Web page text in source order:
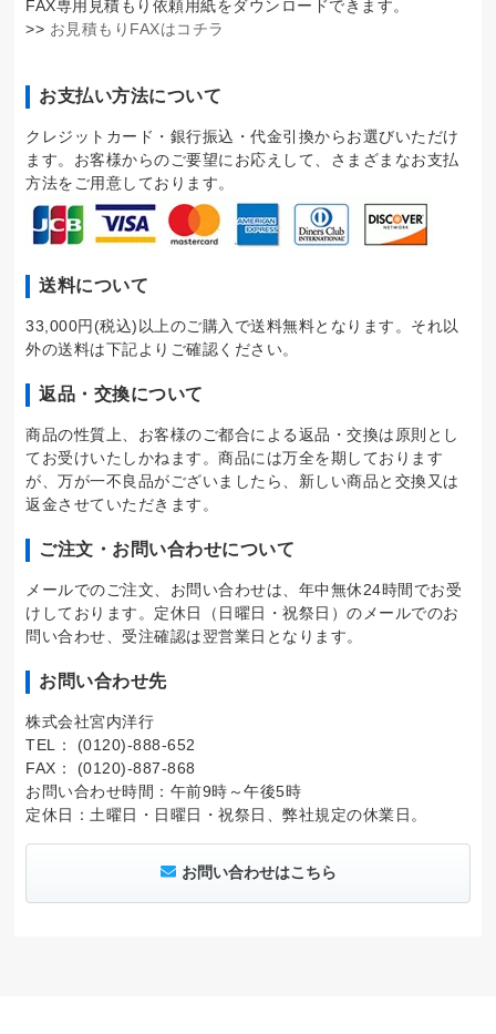
FAX専用見積もり依頼用紙をダウンロードできます。
>> お見積もりFAXはコチラ
お支払い方法について
クレジットカード・銀行振込・代金引換からお選びいただけ
ます。お客様からのご要望にお応えして、さまざまなお支払
方法をご用意しております。
送料について
33,000円(税込)以上のご購入で送料無料となります。それ以
外の送料は下記よりご確認ください。
返品・交換について
商品の性質上、お客様のご都合による返品・交換は原則とし
てお受けいたしかねます。商品には万全を期しております
が、万が一不良品がございましたら、新しい商品と交換又は
返金させていただきます。
ご注文・お問い合わせについて
メールでのご注文、お問い合わせは、年中無休24時間でお受
けしております。定休日（日曜日・祝祭日）のメールでのお
問い合わせ、受注確認は翌営業日となります。
お問い合わせ先
株式会社宮内洋行
TEL： (0120)-888-652
FAX： (0120)-887-868
お問い合わせ時間：午前9時～午後5時
定休日：土曜日・日曜日・祝祭日、弊社規定の休業日。
お問い合わせはこちら